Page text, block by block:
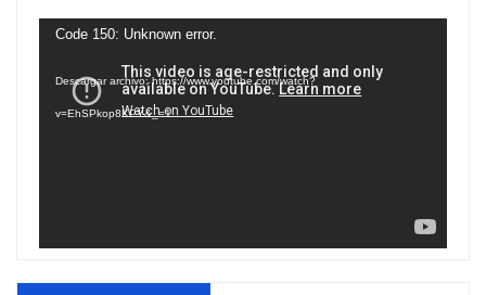
Reproductor
vídeo
Code 150: Unknown error.
Descargar archivo: https://www.youtube.com/watch?
v=EhSPkop8KPY&_=1